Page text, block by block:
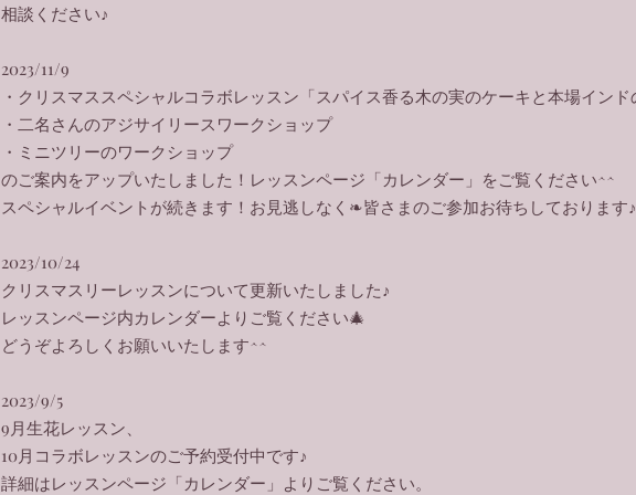
相談ください♪
2023/11/9
・クリスマススペシャルコラボレッスン「スパイス香る木の実のケーキと本場イン
・二名さんのアジサイリースワークショップ
・ミニツリーのワークショップ
のご案内をアップいたしました！レッスンページ「カレンダー」をご覧ください^^
​スペシャルイベントが続きます！お見逃しなく❧皆さまのご参加お待ちしております♪
2023/10/24
クリスマスリーレッスンについて更新いたしました♪
レッスンページ内カレンダーよりご覧ください🎄
​どうぞよろしくお願いいたします^^
2023/9/5
9月生花レッスン、
10月コラボレッスンのご予約受付中です♪
​詳細はレッスンページ「カレンダー」よりご覧ください。